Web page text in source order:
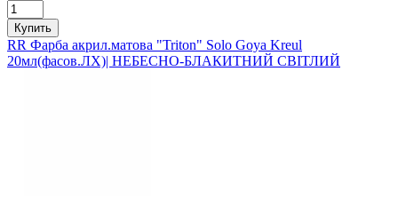
Купить
RR Фарба акрил.матова "Triton" Solo Goya Kreul
20мл(фасов.ЛХ)| НЕБЕСНО-БЛАКИТНИЙ СВІТЛИЙ